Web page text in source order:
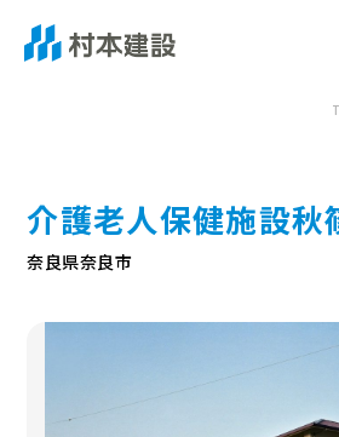
介護老人保健施設秋
奈良県奈良市